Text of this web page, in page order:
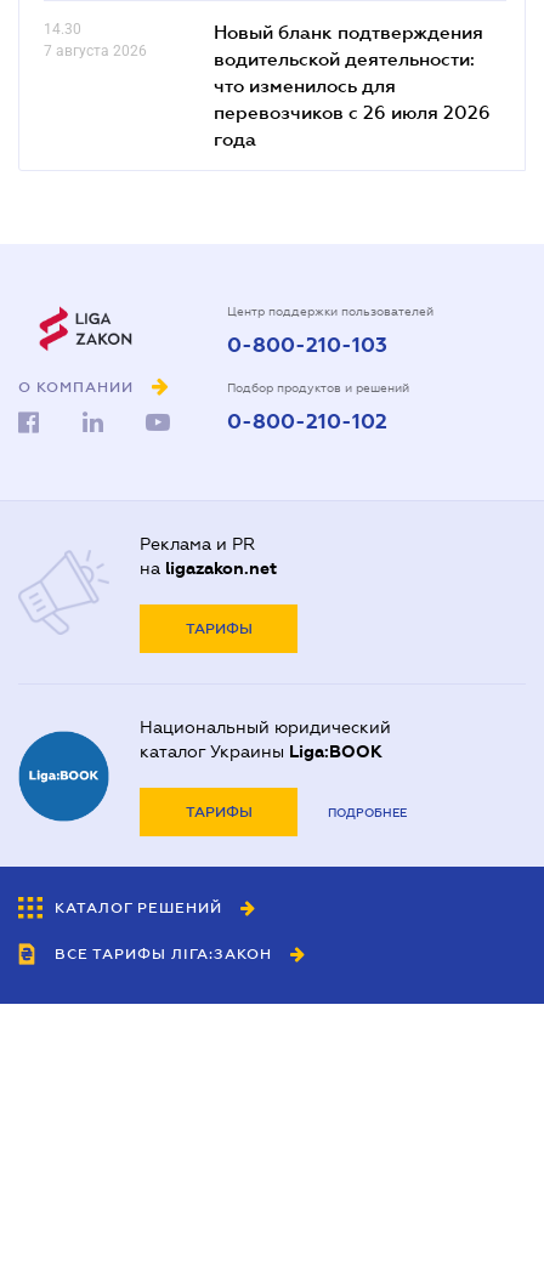
14.30
7 августа 2026
Новый бланк подтверждения
водительской деятельности:
что изменилось для
перевозчиков с 26 июля 2026
года
О КОМПАНИИ
Центр поддержки пользователей
0-800-210-103
Подбор продуктов и решений
0-800-210-102
Реклама и PR
на ligazakon.net
ТАРИФЫ
Национальный юридический
каталог Украины Liga:BOOK
ТАРИФЫ ПОДРОБНЕЕ
КАТАЛОГ РЕШЕНИЙ
ВСЕ ТАРИФЫ ЛІГА:ЗАКОН